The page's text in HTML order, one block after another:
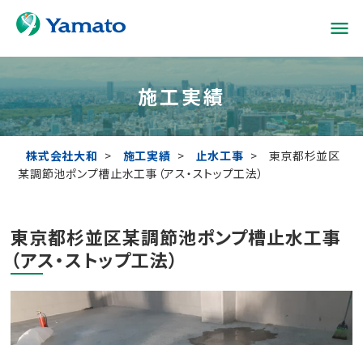
menu
施工実績
株式会社大和 > 施工実績 > 止水工事 >
東京都杉並区
某調節池ポンプ槽止水工事（アス・ストップ工法）
東京都杉並区某調節池ポンプ槽止水工事
（アス・ストップ工法）